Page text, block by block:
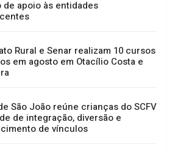
de apoio às entidades
Rural e Senar realizam 10 cursos
em agosto em Otacílio Costa e
São João reúne crianças do SCFV
de integração, diversão e
de vínculos